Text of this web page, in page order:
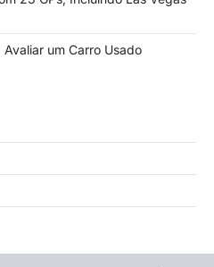
um Carro Usado